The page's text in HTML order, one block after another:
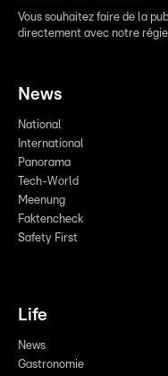
Vous souhaitez faire de la
directement avec notre
News
National
International
Panorama
Tech-World
Meenung
Faktencheck
Safety First
Life
News
Gastronomie